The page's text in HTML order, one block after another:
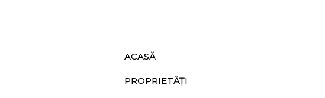
ACASĂ
PROPRIETĂȚI